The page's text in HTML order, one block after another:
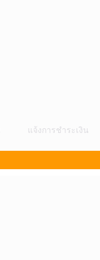
แจ้งการชำระเงิน